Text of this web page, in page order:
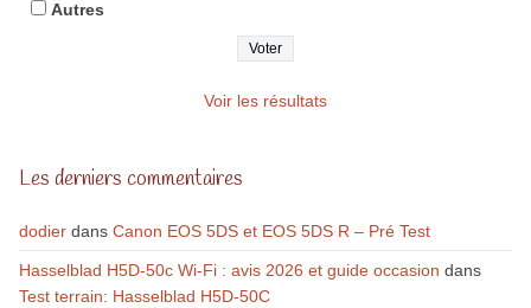
Autres
Voir les résultats
Les derniers commentaires
dodierdans Canon EOS 5DS et EOS 5DS R – Pré Test
Hasselblad H5D-50c Wi-Fi : avis 2026 et guide occasion dans
Test terrain: Hasselblad H5D-50C